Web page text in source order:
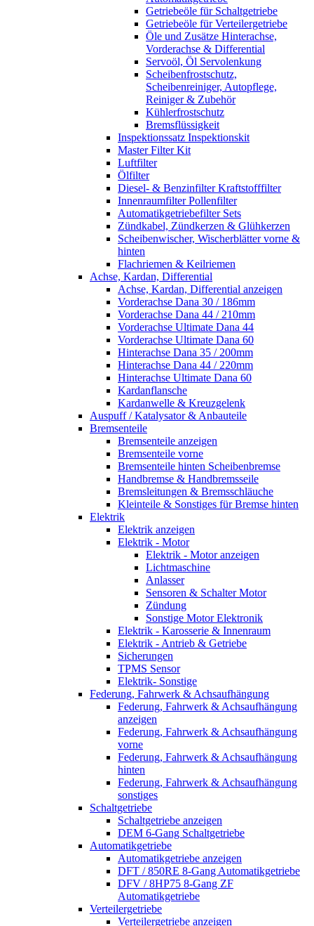
Getriebeöle für Schaltgetriebe
Getriebeöle für Verteilergetriebe
Öle und Zusätze Hinterachse,
Vorderachse & Differential
Servoöl, Öl Servolenkung
Scheibenfrostschutz,
Scheibenreiniger, Autopflege,
Reiniger & Zubehör
Kühlerfrostschutz
Bremsflüssigkeit
Inspektionssatz Inspektionskit
Master Filter Kit
Luftfilter
Ölfilter
Diesel- & Benzinfilter Kraftstofffilter
Innenraumfilter Pollenfilter
Automatikgetriebefilter Sets
Zündkabel, Zündkerzen & Glühkerzen
Scheibenwischer, Wischerblätter vorne &
hinten
Flachriemen & Keilriemen
Achse, Kardan, Differential
Achse, Kardan, Differential anzeigen
Vorderachse Dana 30 / 186mm
Vorderachse Dana 44 / 210mm
Vorderachse Ultimate Dana 44
Vorderachse Ultimate Dana 60
Hinterachse Dana 35 / 200mm
Hinterachse Dana 44 / 220mm
Hinterachse Ultimate Dana 60
Kardanflansche
Kardanwelle & Kreuzgelenk
Auspuff / Katalysator & Anbauteile
Bremsenteile
Bremsenteile anzeigen
Bremsenteile vorne
Bremsenteile hinten Scheibenbremse
Handbremse & Handbremsseile
Bremsleitungen & Bremsschläuche
Kleinteile & Sonstiges für Bremse hinten
Elektrik
Elektrik anzeigen
Elektrik - Motor
Elektrik - Motor anzeigen
Lichtmaschine
Anlasser
Sensoren & Schalter Motor
Zündung
Sonstige Motor Elektronik
Elektrik - Karosserie & Innenraum
Elektrik - Antrieb & Getriebe
Sicherungen
TPMS Sensor
Elektrik- Sonstige
Federung, Fahrwerk & Achsaufhängung
Federung, Fahrwerk & Achsaufhängung
anzeigen
Federung, Fahrwerk & Achsaufhängung
vorne
Federung, Fahrwerk & Achsaufhängung
hinten
Federung, Fahrwerk & Achsaufhängung
sonstiges
Schaltgetriebe
Schaltgetriebe anzeigen
DEM 6-Gang Schaltgetriebe
Automatikgetriebe
Automatikgetriebe anzeigen
DFT / 850RE 8-Gang Automatikgetriebe
DFV / 8HP75 8-Gang ZF
Automatikgetriebe
Verteilergetriebe
Verteilergetriebe anzeigen